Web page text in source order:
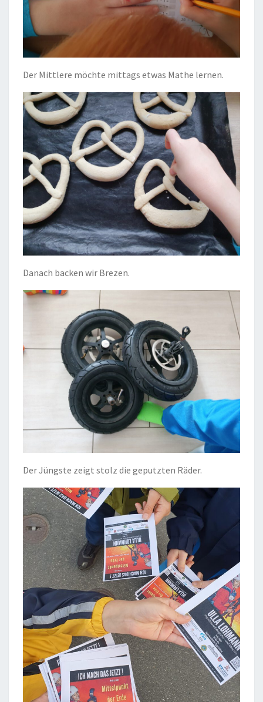
Der Mittlere möchte mittags etwas Mathe lernen.
Danach backen wir Brezen.
Der Jüngste zeigt stolz die geputzten Räder.